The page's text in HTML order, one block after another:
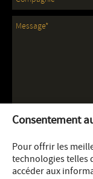
Consentement
Pour offrir les
technologies telles
accéder aux